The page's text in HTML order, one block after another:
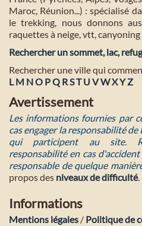
Maroc, Réunion...) : spécialisé
le trekking, nous donnons
raquettes à neige, vtt,
Rechercher un sommet, lac,
Rechercher une ville qui
L M NO PQ RST U VWXYZ
Avertissement
Les informations fournies par
cas engager la responsabilité
qui participent au site.
responsabilité en cas
responsable de quelque
propos des niveaux de difficulté.
Informations
Mentions légales / Politique de